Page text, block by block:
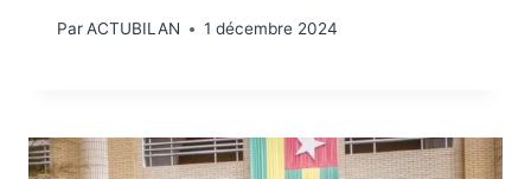
ParACTUBILAN 1 décembre 2024